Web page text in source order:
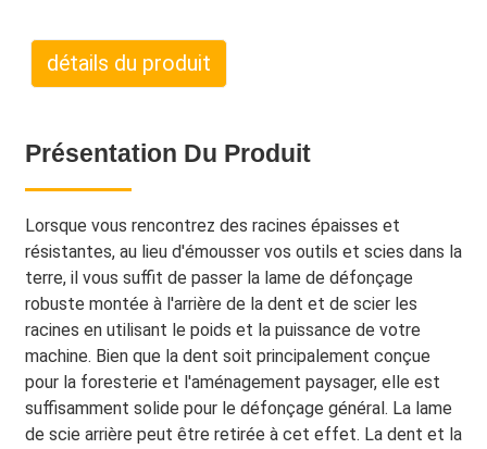
détails du produit
Présentation Du Produit
Lorsque vous rencontrez des racines épaisses et
résistantes, au lieu d'émousser vos outils et scies dans la
terre, il vous suffit de passer la lame de défonçage
robuste montée à l'arrière de la dent et de scier les
racines en utilisant le poids et la puissance de votre
machine. Bien que la dent soit principalement conçue
pour la foresterie et l'aménagement paysager, elle est
suffisamment solide pour le défonçage général. La lame
de scie arrière peut être retirée à cet effet. La dent et la